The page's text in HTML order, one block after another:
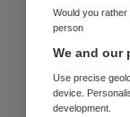
Would you
person
We and our
Use precise
device.
development.